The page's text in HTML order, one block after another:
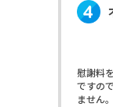
慰謝料
ですの
ません。